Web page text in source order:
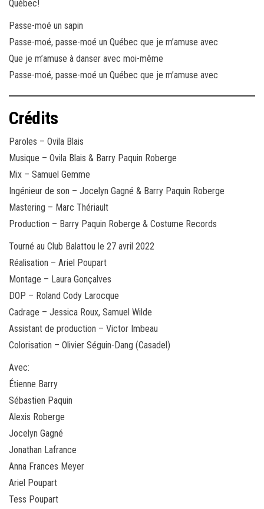
Québec!
Passe-moé un sapin
Passe-moé, passe-moé un Québec que je m’amuse avec
Que je m’amuse à danser avec moi-même
Passe-moé, passe-moé un Québec que je m’amuse avec
Crédits
Paroles – Ovila Blais
Musique – Ovila Blais & Barry Paquin Roberge
Mix – Samuel Gemme
Ingénieur de son – Jocelyn Gagné & Barry Paquin Roberge
Mastering – Marc Thériault
Production – Barry Paquin Roberge & Costume Records
Tourné au Club Balattou le 27 avril 2022
Réalisation – Ariel Poupart
Montage – Laura Gonçalves
DOP – Roland Cody Larocque
Cadrage – Jessica Roux, Samuel Wilde
Assistant de production – Victor Imbeau
Colorisation – Olivier Séguin-Dang (Casadel)
Avec:
Étienne Barry
Sébastien Paquin
Alexis Roberge
Jocelyn Gagné
Jonathan Lafrance
Anna Frances Meyer
Ariel Poupart
Tess Poupart